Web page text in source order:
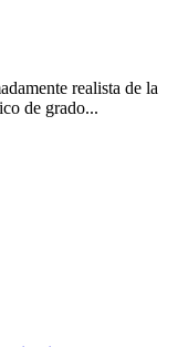
realista de la
de grado...